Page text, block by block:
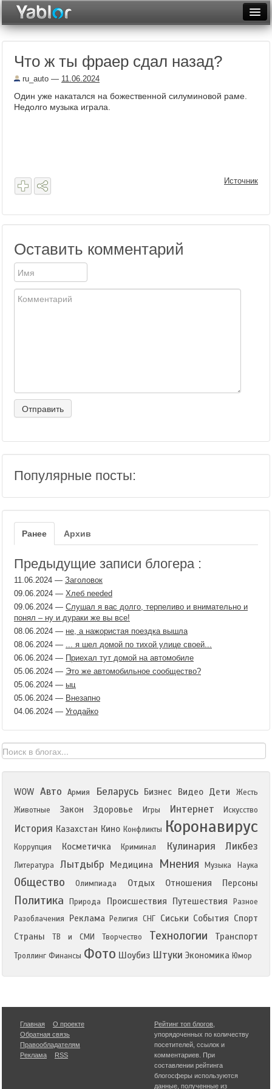
Неделя
Что ж ты фраер сдал назад?
ru_auto — 11.06.2024
Один уже накатался на божественной силуминовой раме.
Недолго музыка играла.
Источник
Оставить комментарий
Популярные посты:
Ранее Архив
Предыдущие записи блогера :
11.06.2024 — Заголовок
09.06.2024 — Хлеб needed
09.06.2024 — Слушал я вас долго, терпеливо и внимательно и
понял – ну и дураки же вы все!
08.06.2024 — не, а нажористая поездка вышла
08.06.2024 — ... я шел домой по тихой улице своей...
06.06.2024 — Приехал тут домой на автомобиле
05.06.2024 — Это же автомобильное сообщество?
05.06.2024 — ыц
05.06.2024 — Внезапно
04.06.2024 — Угодайко
WOW Авто Армия Беларусь Бизнес Видео Дети
Жесть
Животные
Закон Здоровье Игры Интернет Искусство
История Казахстан Кино Конфликты Коронавирус
Коррупция Косметичка Криминал Кулинария Ликбез
Литература Лытдыбр Медицина Мнения Музыка Наука
Общество Олимпиада Отдых Отношения Персоны
Политика Природа Происшествия Путешествия
Разное
Разоблачения
Реклама Религия СНГ Сиськи События Спорт
Страны
ТВ и СМИ Творчество Технологии Транспорт
Троллинг Финансы Фото Шоубиз Штуки Экономика Юмор
Главная
О проекте
Обратная связь
Правообладателям
Реклама
RSS
Рейтинг топ блогов
упорядоченных по количеству
посетителей, ссылок и
комментариев. При
составлении рейтинга
блогосферы используются
данные, полученные из